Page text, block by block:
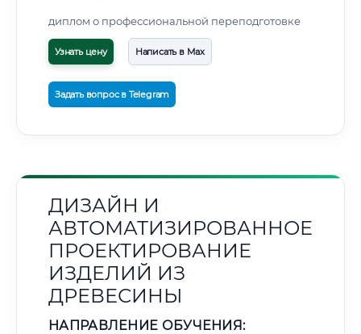
диплом о профессиональной переподготовке
Узнать цену Написать в Max
Задать вопрос в Telegram
ДИЗАЙН И
АВТОМАТИЗИРОВАННОЕ
ПРОЕКТИРОВАНИЕ
ИЗДЕЛИЙ ИЗ
ДРЕВЕСИНЫ
НАПРАВЛЕНИЕ ОБУЧЕНИЯ: